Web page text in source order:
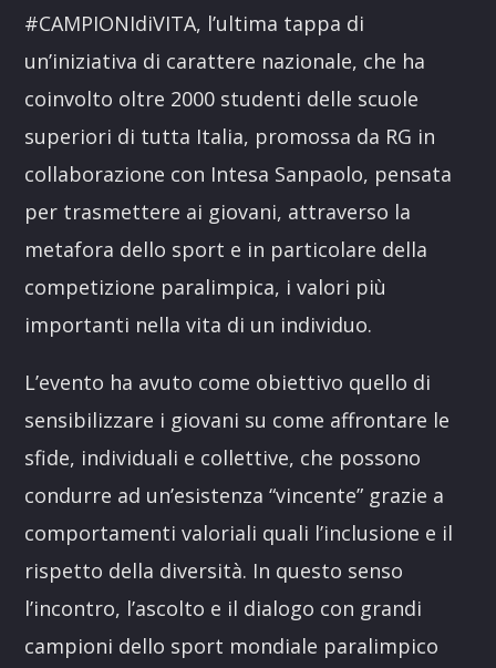
#CAMPIONIdiVITA, l’ultima tappa di
un’iniziativa di carattere nazionale, che ha
coinvolto oltre 2000 studenti delle scuole
superiori di tutta Italia, promossa da RG in
collaborazione con Intesa Sanpaolo, pensata
per trasmettere ai giovani, attraverso la
metafora dello sport e in particolare della
competizione paralimpica, i valori più
importanti nella vita di un individuo.
L’evento ha avuto come obiettivo quello di
sensibilizzare i giovani su come affrontare le
sfide, individuali e collettive, che possono
condurre ad un’esistenza “vincente” grazie a
comportamenti valoriali quali l’inclusione e il
rispetto della diversità. In questo senso
l’incontro, l’ascolto e il dialogo con grandi
campioni dello sport mondiale paralimpico